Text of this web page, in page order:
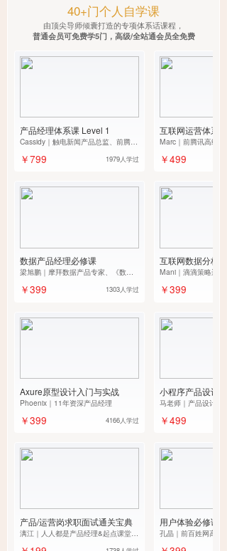
40+门个人自学课
由顶尖导师倾囊打造的专项体系话课程，
普通会员可免费学5门，高级/全站通会员全免费
产品经理体系课 Level 1
Cassidy｜触电新闻产品总监、前腾讯
￥799 1979人学过
互联网运营体系课
Marc｜前腾讯高级运
学院院长
￥499
数据产品经理必修课
梁旭鹏｜摩拜数据产品专家、《数据
￥399 1303人学过
互联网数据分析入
Mani｜滴滴策略运营
￥399
Axure原型设计入门与实战
Phoenix｜11年资深产品经理
￥399 4166人学过
小程序产品设计入
马老师｜产品设计实
￥499
产品/运营岗求职面试通关宝典
漓江｜人人都是产品经理&起点课堂运
用户体验必修课
孔晶｜前百姓网高级